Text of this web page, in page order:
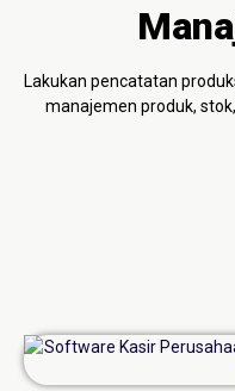
Lakukan pencatatan
manajemen produk,